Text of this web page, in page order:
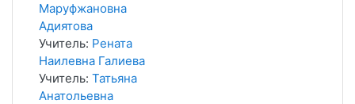
Маруфжановна
Адиятова
Учитель: Рената
Наилевна Галиева
Учитель: Татьяна
Анатольевна